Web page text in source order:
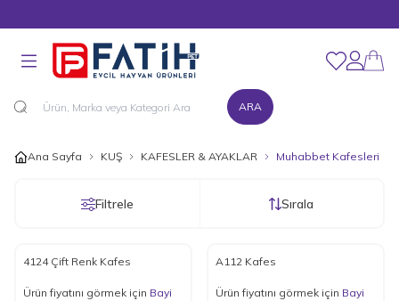
ARA
Hesabım
Favorilerim
Ana Sayfa KUŞ KAFESLER & AYAKLAR Muhabbet Kafesleri
Filtrele Sırala
4124 Çift Renk Kafes
Ürün fiyatını görmek için Bayi
A112 Kafes
Ürün fiyatını görmek için Bayi